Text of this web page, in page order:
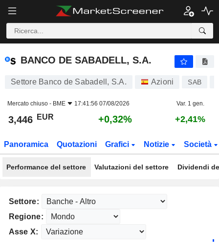
BANCO DE SABADELL, S.A.
BANCO DE SABADELL, S.A.
Settore Banco de Sabadell, S.A. Azioni SAB
Mercato chiuso - BME 17:41:56 07/08/2026 Var. 1 gen.
3,446 EUR +0,32% +2,41%
Panoramica Quotazioni Grafici Notizie Società
Performance del settore Valutazioni del settore Dividendi
Settore:
Regione:
Asse X: